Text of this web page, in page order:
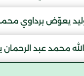
يعوّض برداوي
محمد عبد